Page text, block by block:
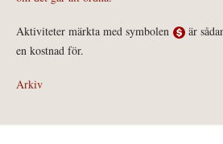
Aktiviteter märkta med symbolen
är
en kostnad för.
Arkiv